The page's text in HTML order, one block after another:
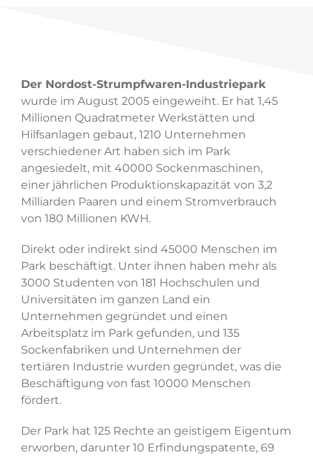
Der Nordost-Strumpfwaren-Industriepark
wurde im August 2005 eingeweiht. Er hat 1,45
Millionen Quadratmeter Werkstätten und
Hilfsanlagen gebaut, 1210 Unternehmen
verschiedener Art haben sich im Park
angesiedelt, mit 40000 Sockenmaschinen,
einer jährlichen Produktionskapazität von 3,2
Milliarden Paaren und einem Stromverbrauch
von 180 Millionen KWH.
Direkt oder indirekt sind 45000 Menschen im
Park beschäftigt. Unter ihnen haben mehr als
3000 Studenten von 181 Hochschulen und
Universitäten im ganzen Land ein
Unternehmen gegründet und einen
Arbeitsplatz im Park gefunden, und 135
Sockenfabriken und Unternehmen der
tertiären Industrie wurden gegründet, was die
Beschäftigung von fast 10000 Menschen
fördert.
Der Park hat 125 Rechte an geistigem Eigentum
erworben, darunter 10 Erfindungspatente, 69